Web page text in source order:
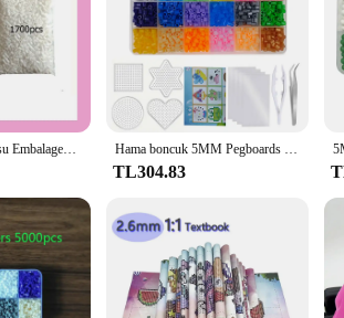
entertainment space but also a practical
your discs from dust and scratches. Its
of elegance to your entertainment area but
allows you to easily identify the contents
DVD Boncuk Oyuncaklar is an essential tool for
educational institutions, offices, or even as a
Hama boncuk kutusu Embalagem termal mozaik Ferro Beads Beads boncuk, ütü boncuk sigorta boncuk emdo DIY, 24 48 72 çekirdek 2.6MM 5MM Hama boncuk 5MM Pegboards ütü kağıt renkli sigorta boncuk kiti boncuk kiti oyuncaklar çocuklar için ütü boncuk
TL304.83